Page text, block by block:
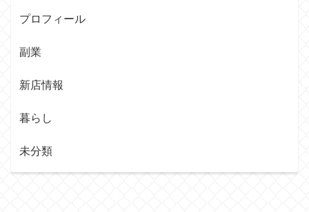
プロフィール
副業
新店情報
暮らし
未分類